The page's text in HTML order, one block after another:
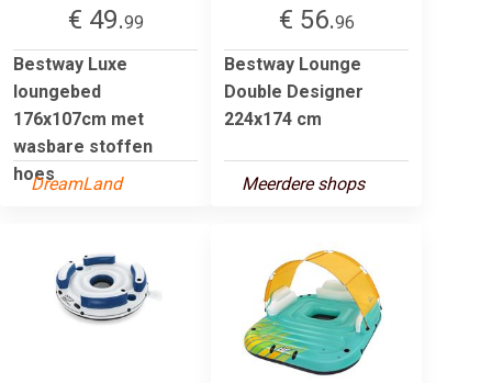
€ 49.99
Bestway Luxe
loungebed
176x107cm met
wasbare stoffen
hoes
DreamLand
€ 56.96
Bestway Lounge
Double Designer
224x174 cm
Meerdere shops